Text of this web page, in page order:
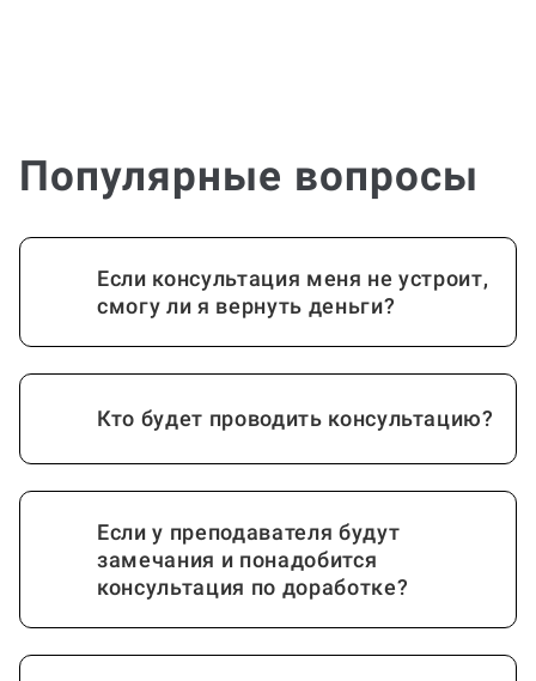
Популярные вопросы
Если консультация меня не устроит,
смогу ли я вернуть деньги?
Кто будет проводить консультацию?
Если у преподавателя будут
замечания и понадобится
консультация по доработке?